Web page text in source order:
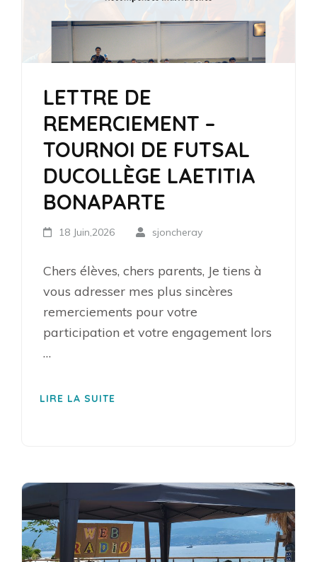
LETTRE DE
REMERCIEMENT –
TOURNOI DE FUTSAL
DUCOLLÈGE LAETITIA
BONAPARTE
18 Juin,2026 sjoncheray
Chers élèves, chers parents, Je tiens à
vous adresser mes plus sincères
remerciements pour votre
participation et votre engagement lors
…
LIRE LA SUITE